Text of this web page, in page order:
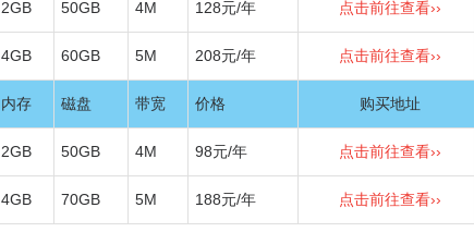
2GB 50GB 4M 128元/年 点击前往查看››
4GB 60GB 5M 208元/年 点击前往查看››
内存 磁盘 带宽 价格 购买地址
2GB 50GB 4M 98元/年 点击前往查看››
4GB 70GB 5M 188元/年 点击前往查看››